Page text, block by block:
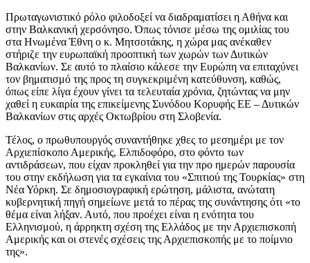
Πρωταγωνιστικό ρόλο φιλοδοξεί να διαδραματίσει η Αθήνα και
στην Βαλκανική χερσόνησο. Όπως τόνισε μέσω της ομιλίας του
στα Ηνωμένα Έθνη ο κ. Μητσοτάκης, η χώρα μας ανέκαθεν
στήριζε την ευρωπαϊκή προοπτική των χωρών των Δυτικών
Βαλκανίων. Σε αυτό το πλαίσιο κάλεσε την Ευρώπη να επιταχύνει
τον βηματισμό της προς τη συγκεκριμένη κατεύθυνση, καθώς,
όπως είπε λίγα έχουν γίνει τα τελευταία χρόνια, ζητώντας να μην
χαθεί η ευκαιρία της επικείμενης Συνόδου Κορυφής ΕΕ – Δυτικών
Βαλκανίων στις αρχές Οκτωβρίου στη Σλοβενία.
Τέλος, ο πρωθυπουργός συναντήθηκε χθες το μεσημέρι με τον
Αρχιεπίσκοπο Αμερικής, Ελπιδοφόρο, στο φόντο των
αντιδράσεων, που είχαν προκληθεί για την προ ημερών παρουσία
του στην εκδήλωση για τα εγκαίνια του «Σπιτιού της Τουρκίας» στη
Νέα Υόρκη. Σε δημοσιογραφική ερώτηση, μάλιστα, ανώτατη
κυβερνητική πηγή σημείωνε μετά το πέρας της συνάντησης ότι «το
θέμα είναι λήξαν. Αυτό, που προέχει είναι η ενότητα του
Ελληνισμού, η άρρηκτη σχέση της Ελλάδος με την Αρχιεπισκοπή
Αμερικής και οι στενές σχέσεις της Αρχιεπισκοπής με το ποίμνιο
της».